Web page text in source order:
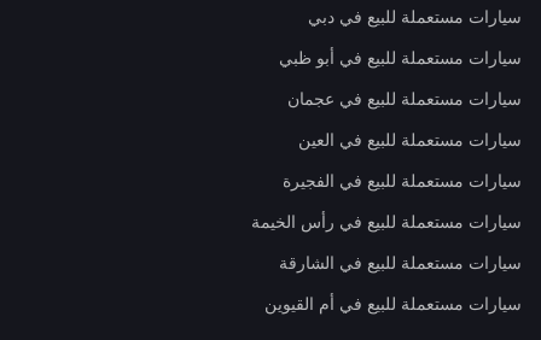
سيارات مستعملة للبيع في دبي
سيارات مستعملة للبيع في أبو ظبي
سيارات مستعملة للبيع في عجمان
سيارات مستعملة للبيع في العين
سيارات مستعملة للبيع في الفجيرة
سيارات مستعملة للبيع في رأس الخيمة
سيارات مستعملة للبيع في الشارقة
سيارات مستعملة للبيع في أم القيوين